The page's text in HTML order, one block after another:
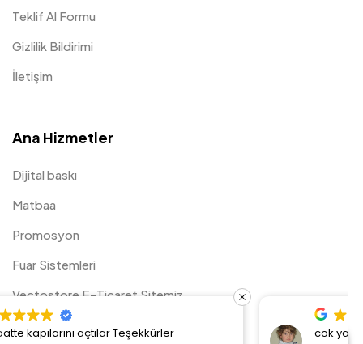
Teklif Al Formu
Gizlilik Bildirimi
İletişim
Ana Hizmetler
Dijital baskı
Matbaa
Promosyon
Fuar Sistemleri
Vectostore E-Ticaret Sitemiz
cok yardimci oldular tesekkurler.